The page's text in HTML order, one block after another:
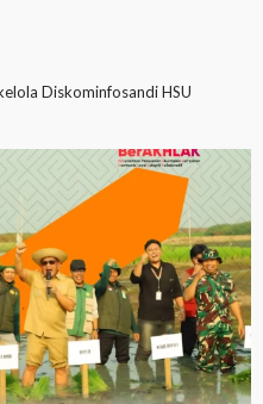
Diskominfosandi HSU